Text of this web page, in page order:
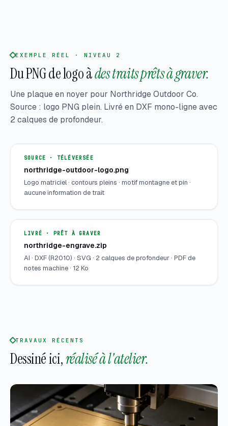
EXEMPLE RÉEL · NIVEAU 2
Du PNG de logo àdes traits prêts à graver.
Une plaque en noyer pour Northridge Outdoor Co.
Source : logo PNG plein. Livré en DXF mono-ligne avec
2 calques de profondeur.
SOURCE · TÉLÉVERSÉE
northridge-outdoor-logo.png
Logo matriciel · contours pleins · motif montagne et pin ·
aucune information de trait
LIVRÉ · PRÊT À GRAVER
northridge-engrave.zip
AI · DXF (R2010) · SVG · 2 calques de profondeur · PDF de
notes machine · 12 Ko
TRAVAUX RÉCENTS
Dessiné ici,réalisé à l'atelier.